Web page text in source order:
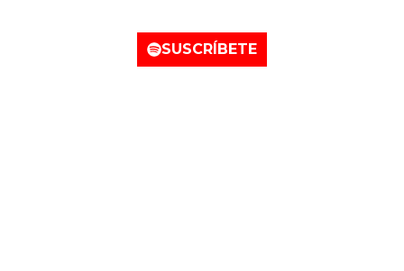
SUSCRÍBETE